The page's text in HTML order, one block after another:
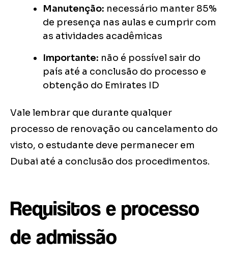
Manutenção: necessário manter 85%
de presença nas aulas e cumprir com
as atividades acadêmicas
Importante: não é possível sair do
país até a conclusão do processo e
obtenção do Emirates ID
Vale lembrar que durante qualquer
processo de renovação ou cancelamento do
visto, o estudante deve permanecer em
Dubai até a conclusão dos procedimentos.
Requisitos e processo
de admissão